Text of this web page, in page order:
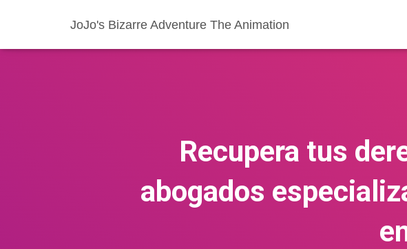
JoJo's Bizarre Adventure The Animation
Recupera tus
abogados